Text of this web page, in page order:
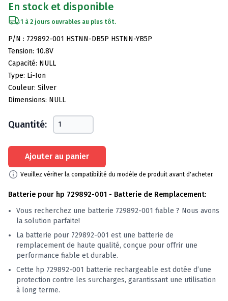
En stock et disponible
1 à 2 jours ouvrables au plus tôt.
Spécifications de la batterie
P/N : 729892-001 HSTNN-DB5P HSTNN-YB5P
Tension: 10.8V
Capacité: NULL
Type: Li-Ion
Couleur: Silver
Dimensions: NULL
Quantité:
Ajouter au panier
Veuillez vérifier la compatibilité du modèle de produit avant d'acheter.
Batterie pour hp 729892-001 - Batterie de Remplacement:
Vous recherchez une batterie 729892-001 fiable ? Nous avons
la solution parfaite!
La batterie pour 729892-001 est une batterie de
remplacement de haute qualité, conçue pour offrir une
performance fiable et durable.
Cette hp 729892-001 batterie rechargeable est dotée d’une
protection contre les surcharges, garantissant une utilisation
à long terme.